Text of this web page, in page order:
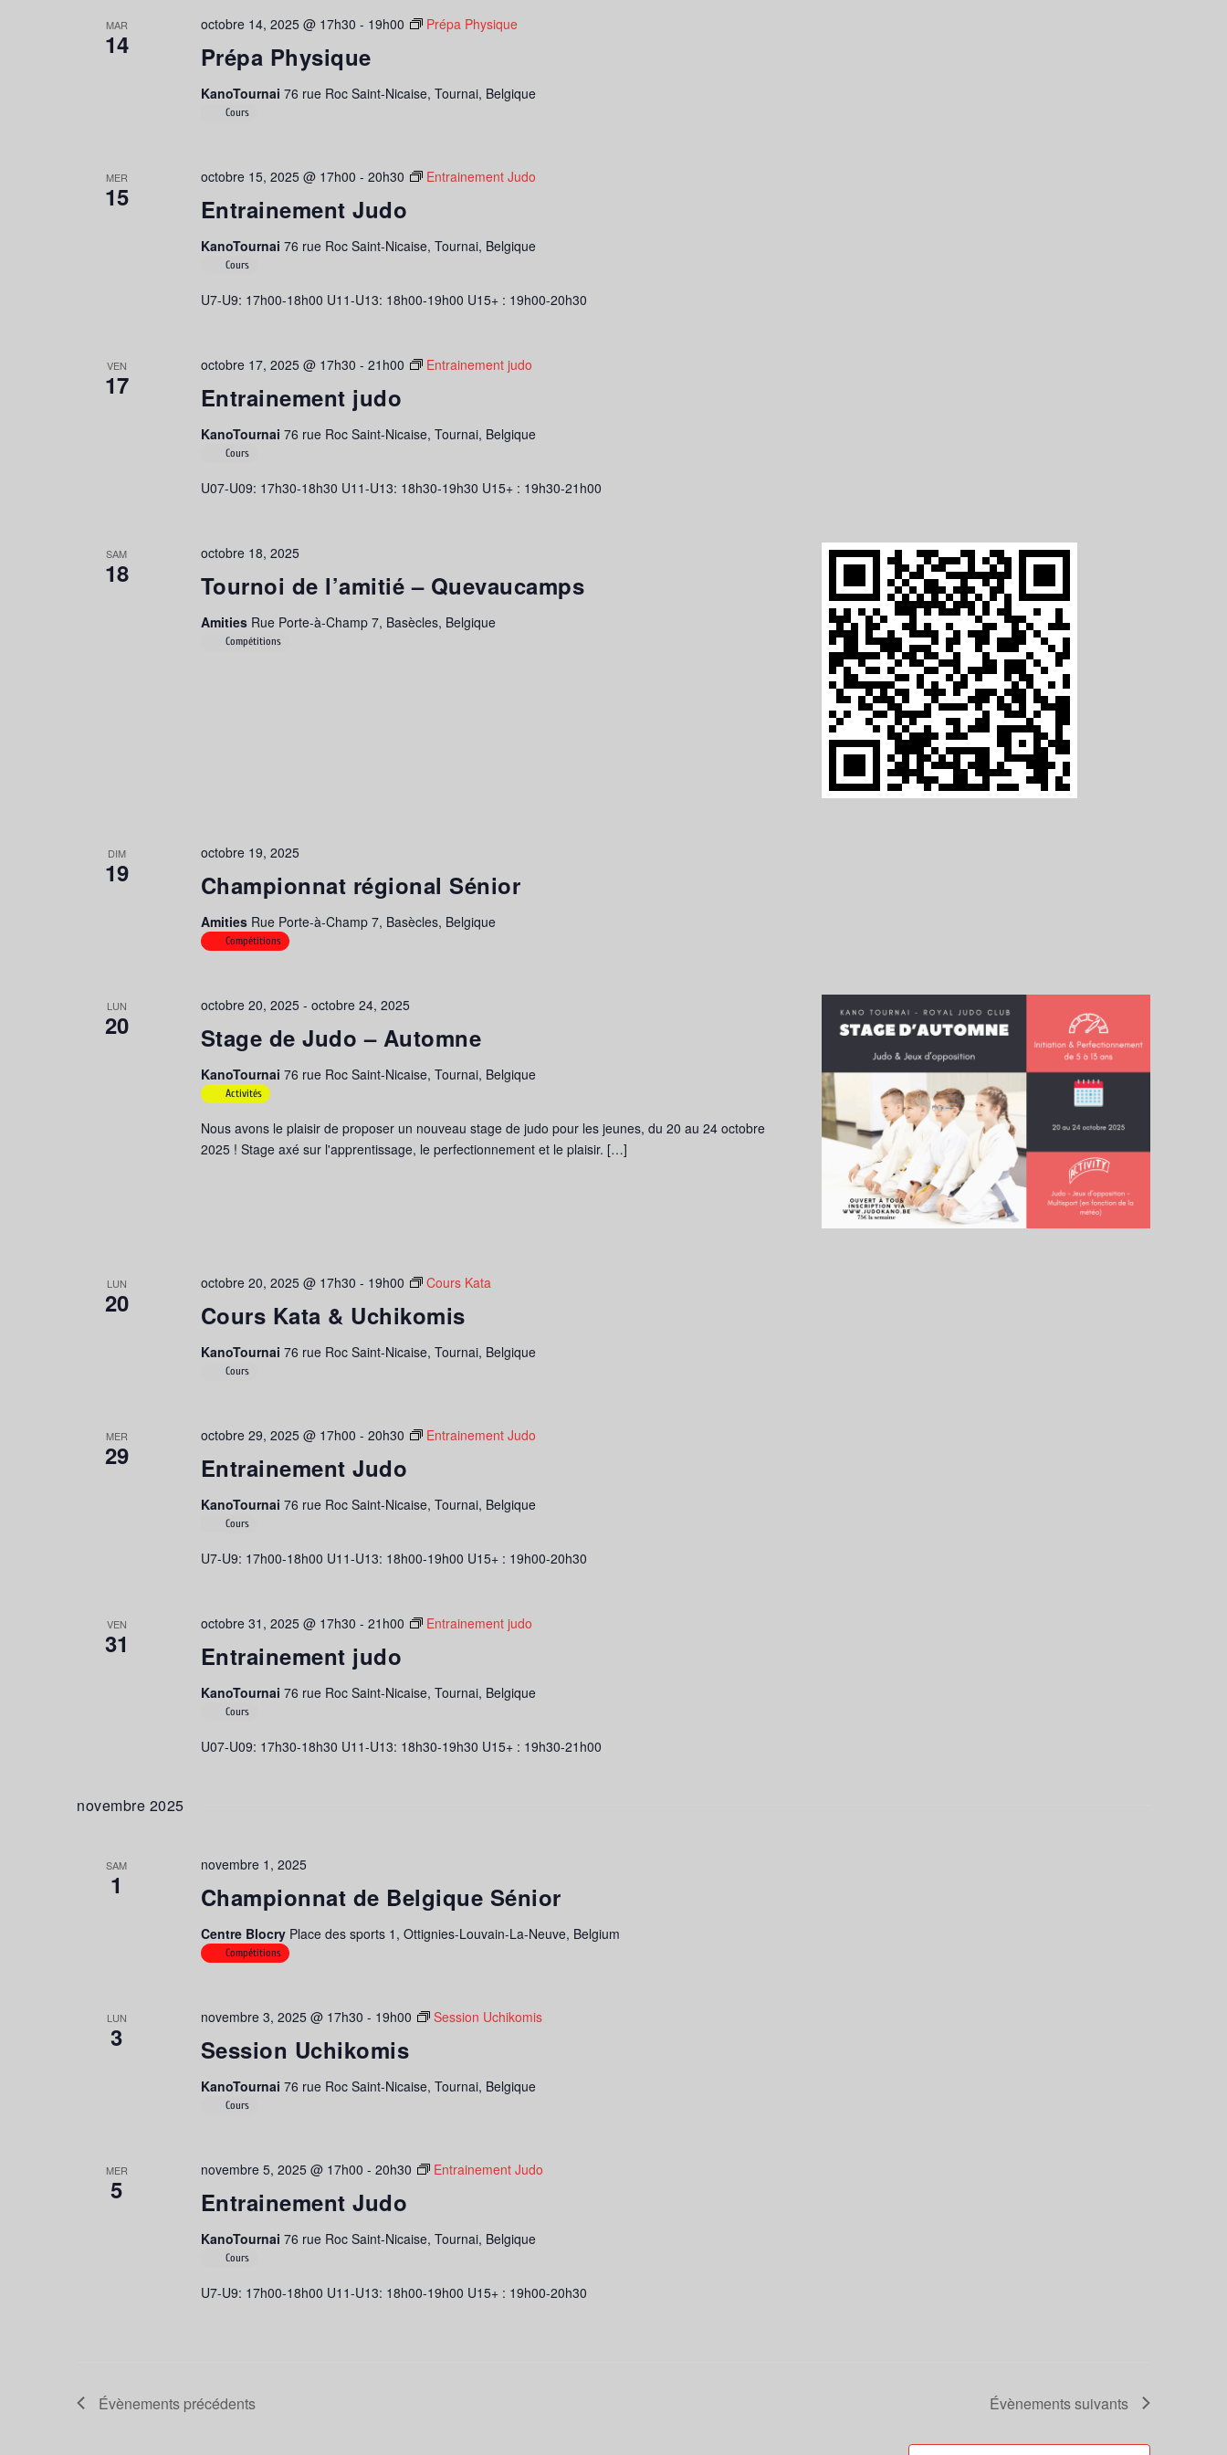
MAR
14 Prépa Physique
octobre 14, 2025 @ 17h30 - 19h00 Prépa Physique
KanoTournai 76 rue Roc Saint-Nicaise, Tournai, Belgique
Cours
MER
15 Entrainement Judo
octobre 15, 2025 @ 17h00 - 20h30 Entrainement Judo
KanoTournai 76 rue Roc Saint-Nicaise, Tournai, Belgique
Cours
U7-U9: 17h00-18h00 U11-U13: 18h00-19h00 U15+ : 19h00-20h30
VEN
17 Entrainement judo
octobre 17, 2025 @ 17h30 - 21h00 Entrainement judo
KanoTournai 76 rue Roc Saint-Nicaise, Tournai, Belgique
Cours
U07-U09: 17h30-18h30 U11-U13: 18h30-19h30 U15+ : 19h30-21h00
SAM
18 Tournoi de l’amitié – Quevaucamps
octobre 18, 2025
Amities Rue Porte-à-Champ 7, Basècles, Belgique
Compétitions
DIM
19 Championnat régional Sénior
octobre 19, 2025
Amities Rue Porte-à-Champ 7, Basècles, Belgique
Compétitions
LUN
20 Stage de Judo – Automne
octobre 20, 2025- octobre 24, 2025
KanoTournai 76 rue Roc Saint-Nicaise, Tournai, Belgique
Activités
Nous avons le plaisir de proposer un nouveau stage de judo pour les jeunes, du 20 au 24 octobre
2025 ! Stage axé sur l'apprentissage, le perfectionnement et le plaisir. […]
LUN
20 Cours Kata & Uchikomis
octobre 20, 2025 @ 17h30 - 19h00 Cours Kata
KanoTournai 76 rue Roc Saint-Nicaise, Tournai, Belgique
Cours
MER
29 Entrainement Judo
octobre 29, 2025 @ 17h00 - 20h30 Entrainement Judo
KanoTournai 76 rue Roc Saint-Nicaise, Tournai, Belgique
Cours
U7-U9: 17h00-18h00 U11-U13: 18h00-19h00 U15+ : 19h00-20h30
VEN
31 Entrainement judo
octobre 31, 2025 @ 17h30 - 21h00 Entrainement judo
KanoTournai 76 rue Roc Saint-Nicaise, Tournai, Belgique
Cours
U07-U09: 17h30-18h30 U11-U13: 18h30-19h30 U15+ : 19h30-21h00
novembre 2025
SAM
1 Championnat de Belgique Sénior
novembre 1, 2025
Centre Blocry Place des sports 1, Ottignies-Louvain-La-Neuve, Belgium
Compétitions
LUN
3 Session Uchikomis
novembre 3, 2025 @ 17h30 - 19h00 Session Uchikomis
KanoTournai 76 rue Roc Saint-Nicaise, Tournai, Belgique
Cours
MER
5 Entrainement Judo
novembre 5, 2025 @ 17h00 - 20h30 Entrainement Judo
KanoTournai 76 rue Roc Saint-Nicaise, Tournai, Belgique
Cours
U7-U9: 17h00-18h00 U11-U13: 18h00-19h00 U15+ : 19h00-20h30
Évènements précédents Évènementssuivants